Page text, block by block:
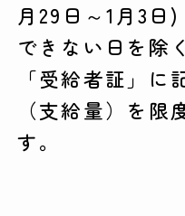
月29日～1月3日
できない日を除
「受給者証」に
（支給量）を限
す。